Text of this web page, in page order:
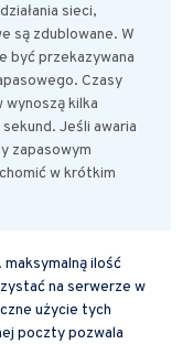
sieci,
są zdublowane. W
być przekazywana
Czasy
wynoszą kilka
Jeśli awaria
zapasowym
w krótkim
ilość
na serwerze w
użycie tych
poczty pozwala